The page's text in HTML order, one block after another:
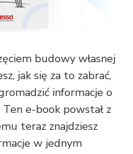
budowy własnej
jak się za to zabrać,
informacje o
e-book powstał z
teraz znajdziesz
w jednym